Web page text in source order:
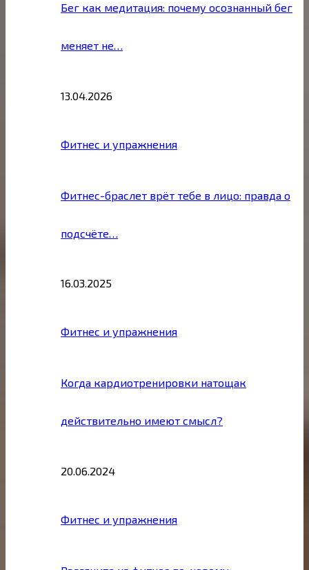
Бег как медитация: почему осознанный бег
меняет не…
13.04.2026
Фитнес и упражнения
Фитнес-браслет врёт тебе в лицо: правда о
подсчёте…
16.03.2025
Фитнес и упражнения
Когда кардиотренировки натощак
действительно имеют смысл?
20.06.2024
Фитнес и упражнения